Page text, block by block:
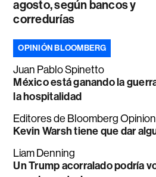
agosto, según bancos y
corredurías
OPINIÓN BLOOMBERG
Juan Pablo Spinetto
México está ganando la
la hospitalidad
Editores de Bloomberg Opinion
Kevin Warsh tiene que dar
Liam Denning
Un Trump acorralado podría